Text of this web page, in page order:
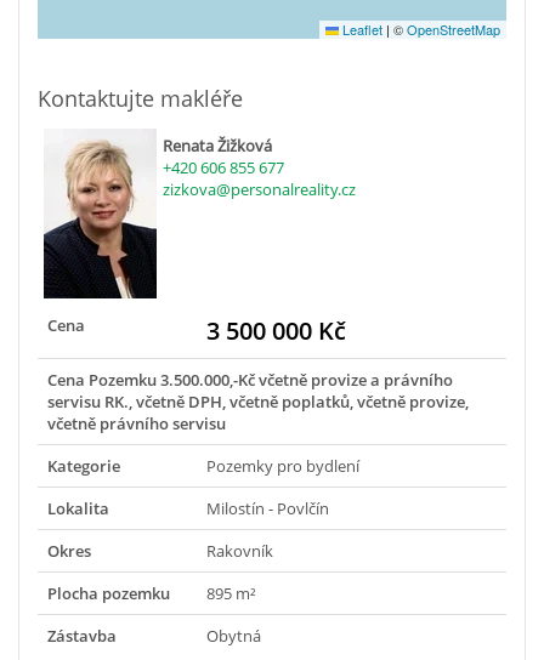
Leaflet | ©OpenStreetMap
Kontaktujte makléře
Renata Žižková
+420 606 855 677
zizkova@personalreality.cz
Cena 3 500 000 Kč
Cena Pozemku 3.500.000,-Kč včetně provize a právního
servisu RK., včetně DPH, včetně poplatků, včetně provize,
včetně právního servisu
Kategorie
Pozemky pro bydlení
Lokalita
Milostín - Povlčín
Okres
Rakovník
Plocha pozemku
895 m²
Zástavba
Obytná